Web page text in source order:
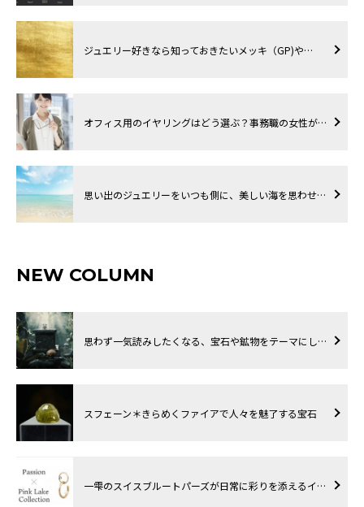
ジュエリー好きなら知っておきたいメッキ（GP)や…
オフィス用のイヤリングはどう選ぶ？事務職の女性が…
思い出のジュエリーをいつも側に、美しい海を思わせ…
NEW COLUMN
思わず一気読みしたくなる、宝石や鉱物をテーマにし…
スフェーン＊きらめくファイアで人々を魅了する宝石
一雫のスイスブルートパーズが日常に彩りを添えるイ…